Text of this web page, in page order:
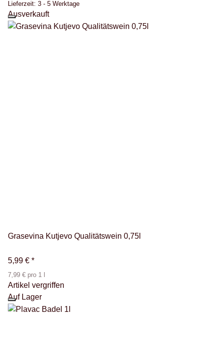
Lieferzeit: 3 - 5 Werktage
Ausverkauft
Grasevina Kutjevo Qualitätswein 0,75l
5,99 € *
7,99 € pro 1 l
Artikel vergriffen
Auf Lager